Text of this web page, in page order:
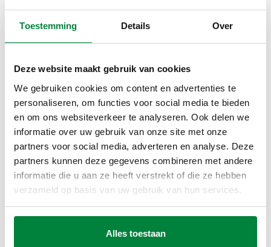
Toestemming Details Over
Deze website maakt gebruik van cookies
We gebruiken cookies om content en advertenties te
personaliseren, om functies voor social media te bieden
en om ons websiteverkeer te analyseren. Ook delen we
informatie over uw gebruik van onze site met onze
partners voor social media, adverteren en analyse. Deze
partners kunnen deze gegevens combineren met andere
informatie die u aan ze heeft verstrekt of die ze hebben
verzameld op basis van uw gebruik van hun services.
Alles toestaan
De behuizing van de DISCAL® 551 is gemaakt van
hoogwaardig technopolymeer. Dit materiaal is niet alleen
corrosiebestendig
en minder kalkgevoelig
, maar zorgt
. In combinatie met een
optionele isolatieschaal biedt de luchtafscheider
uitstekende prestaties in zowel verwarmings- als
koelsystemen.
Slim en flexibel in gebruik